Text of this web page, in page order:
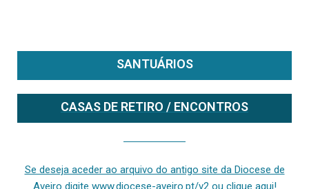
SANTUÁRIOS
CASAS DE RETIRO / ENCONTROS
Se deseja aceder ao arquivo do antigo site da Diocese de
Aveiro digite www.diocese-aveiro.pt/v2 ou clique aqui!